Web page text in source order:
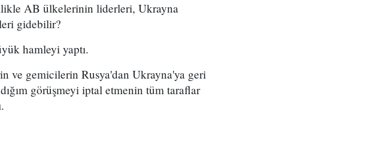
AB ülkelerinin liderleri, Ukrayna
gidebilir?
hamleyi yaptı.
ve gemicilerin Rusya'dan Ukrayna'ya geri
görüşmeyi iptal etmenin tüm taraflar